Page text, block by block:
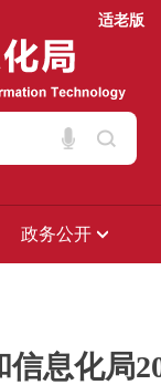
适老版
政务公开
信息化局